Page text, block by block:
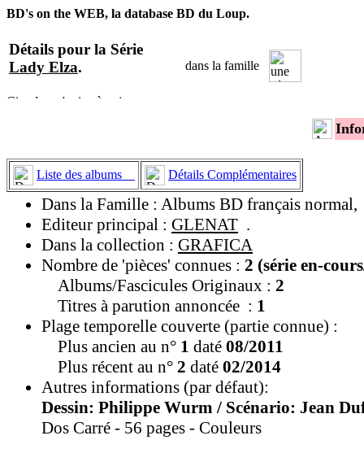
BD's on the WEB, la database BD du Loup.
Détails pour la Série
Lady Elza. dans la famille
Liste des albums Détails Complémentaires
Dans la Famille : Albums BD français normal,
Editeur principal : GLENAT .
Dans la collection : GRAFICA
Nombre de 'pièces' connues : 2 (série en-
Albums/Fascicules Originaux : 2
Titres à parution annoncée : 1
Plage temporelle couverte (partie connue) :
Plus ancien au n° 1 daté 08/2011
Plus récent au n° 2 daté 02/2014
Autres informations (par défaut):
Dessin: Philippe Wurm / Scénario: Jean
Dos Carré - 56 pages - Couleurs